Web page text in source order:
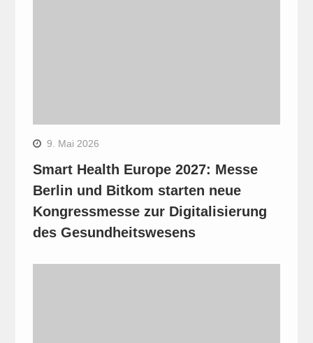
9. Mai 2026
Smart Health Europe 2027: Messe
Berlin und Bitkom starten neue
Kongressmesse zur Digitalisierung
des Gesundheitswesens